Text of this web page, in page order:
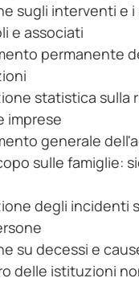
sugli interventi e i
e associati
permanente
statistica sulla
imprese
generale
sulle famiglie:
degli incidenti
su decessi e
delle istituzioni